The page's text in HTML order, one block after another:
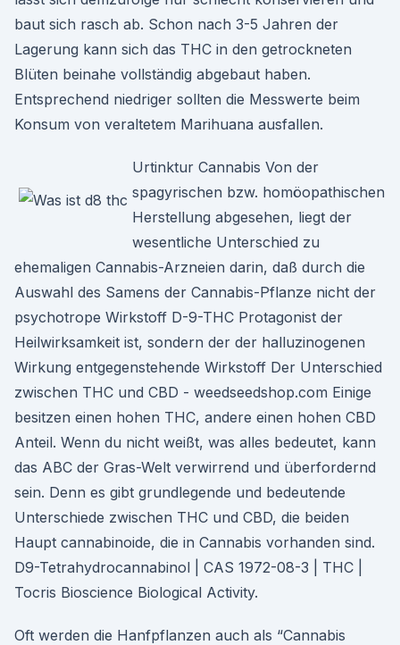
baut sich rasch ab. Schon nach 3-5 Jahren der
Lagerung kann sich das THC in den getrockneten
Blüten beinahe vollständig abgebaut haben.
Entsprechend niedriger sollten die Messwerte beim
Konsum von veraltetem Marihuana ausfallen.
Urtinktur Cannabis Von der
spagyrischen bzw. homöopathischen
Herstellung abgesehen, liegt der
wesentliche Unterschied zu
ehemaligen Cannabis-Arzneien darin, daß durch die
Auswahl des Samens der Cannabis-Pflanze nicht der
psychotrope Wirkstoff D-9-THC Protagonist der
Heilwirksamkeit ist, sondern der der halluzinogenen
Wirkung entgegenstehende Wirkstoff Der Unterschied
zwischen THC und CBD - weedseedshop.com Einige
besitzen einen hohen THC, andere einen hohen CBD
Anteil. Wenn du nicht weißt, was alles bedeutet, kann
das ABC der Gras-Welt verwirrend und überfordernd
sein. Denn es gibt grundlegende und bedeutende
Unterschiede zwischen THC und CBD, die beiden
Haupt cannabinoide, die in Cannabis vorhanden sind.
D9-Tetrahydrocannabinol | CAS 1972-08-3 | THC |
Tocris Bioscience Biological Activity.
Oft werden die Hanfpflanzen auch als “Cannabis